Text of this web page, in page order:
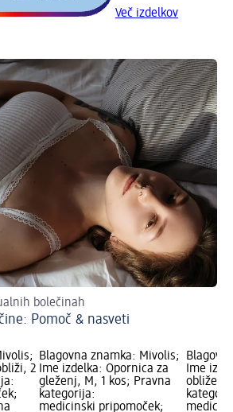
Več izdelkov
bolečinah
Pomoč & nasveti
2
Blagovna znamka: Mivolis;
Ime izdelka: Opornica za
gleženj, M, 1 kos; Pravna
kategorija:
medicinski pripomoček;
Ime
obližev,